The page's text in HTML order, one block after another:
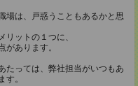
場は、戸惑うこともあるかと思
リットの１つに、
があります。
たっては、弊社担当がいつもあ
す。